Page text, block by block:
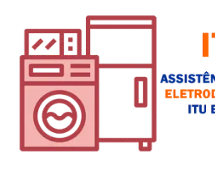
conteúdo